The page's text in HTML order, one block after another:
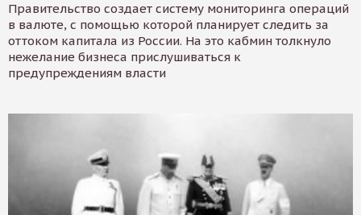
Правительство создает систему мониторинга операций
в валюте, с помощью которой планирует следить за
оттоком капитала из России. На это кабмин толкнуло
нежелание бизнеса прислушиваться к
предупреждениям власти